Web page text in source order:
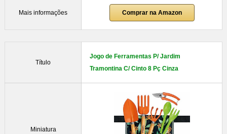
Mais informações Comprar na Amazon
Título
Jogo de Ferramentas P/ Jardim
Tramontina C/ Cinto 8 Pç Cinza
Miniatura